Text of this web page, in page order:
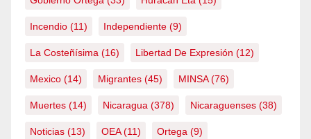
Incendio (11) Independiente (9)
La Costeñísima (16) Libertad De Expresión (12)
Mexico (14) Migrantes (45) MINSA(76)
Muertes (14) Nicaragua (378) Nicaraguenses (38)
Noticias (13) OEA(11) Ortega (9)